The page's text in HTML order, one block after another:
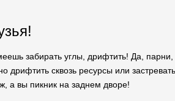
забирать углы, дрифтить! Да,
сквозь ресурсы или
а вы пикник на заднем дворе!